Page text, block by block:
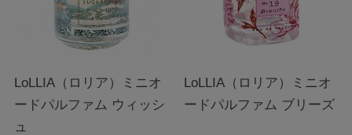
LoLLIA（ロリア）ミニオ
ードパルファム ウィッシ
ュ
LoLLIA（ロリア）ミニオ
ードパルファム ブリーズ